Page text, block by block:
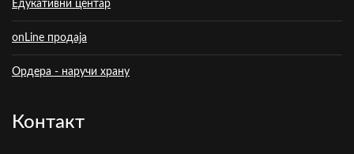
Едукативни центар
onLine продаја
Ордера - наручи храну
Контакт